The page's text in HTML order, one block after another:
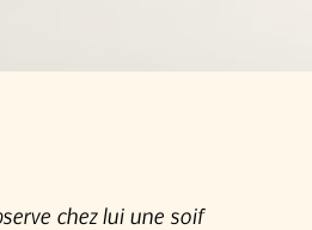
chez lui une soif